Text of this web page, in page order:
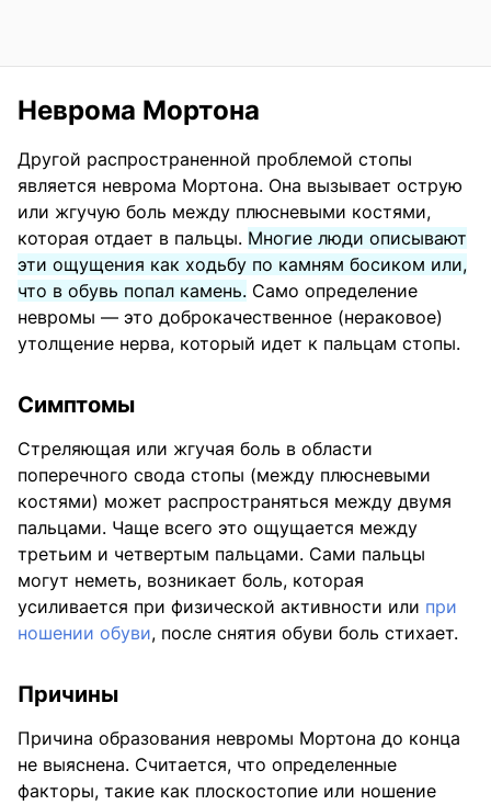
Неврома Мортона
Другой распространенной проблемой стопы
является неврома Мортона. Она вызывает острую
или жгучую боль между плюсневыми костями,
которая отдает в пальцы. Многие люди описывают
эти ощущения как ходьбу по камням босиком или,
что в обувь попал камень. Само определение
невромы — это доброкачественное (нераковое)
утолщение нерва, который идет к пальцам стопы.
Симптомы
Стреляющая или жгучая боль в области
поперечного свода стопы (между плюсневыми
костями) может распространяться между двумя
пальцами. Чаще всего это ощущается между
третьим и четвертым пальцами. Сами пальцы
могут неметь, возникает боль, которая
усиливается при физической активности или при
ношении обуви, после снятия обуви боль стихает.
Причины
Причина образования невромы Мортона до конца
не выяснена. Считается, что определенные
факторы, такие как плоскостопие или ношение